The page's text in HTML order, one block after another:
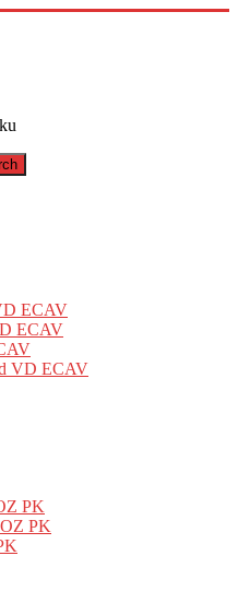
ECAV
ECAV
VD ECAV
PK
PK